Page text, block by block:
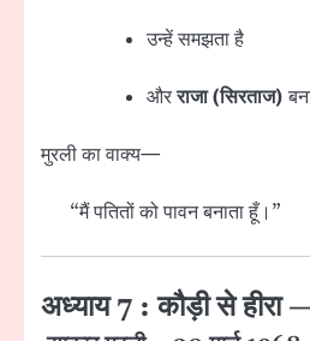
उन्हें समझता है
औरराजा (सिरताज)
मुरली का वाक्य—
“मैं पतितों को पावन बनाता हूँ।”
अध्याय 7 : कौड़ी से हीरा